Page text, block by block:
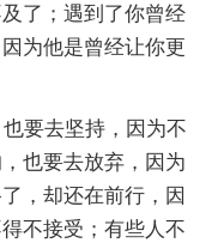
了；遇到了你曾经
为他是曾经让你更
要去坚持，因为不
也要去放弃，因为
，却还在前行，因
不接受；有些人不